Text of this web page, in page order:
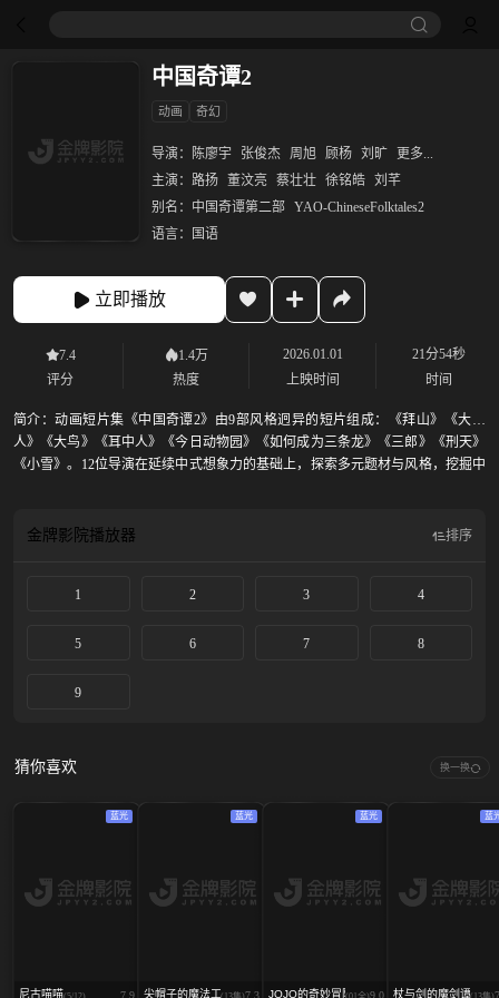
中国奇谭2
动画 奇幻
导演： 陈廖宇 张俊杰 周旭 顾杨 刘旷
更多...
主演： 路扬 董汶亮 蔡壮壮 徐铭皓 刘芊
别名： 中国奇谭第二部 YAO-ChineseFolktales2
语言：
国语
立即播放
7.4
评分
1.4万
热度
2026.01.01
上映时间
21分54秒
时间
简介：动画短片集《中国奇谭2》由9部风格迥异的短片组成：《拜山》《大贵
人》《大鸟》《耳中人》《今日动物园》《如何成为三条龙》《三郎》《刑天》
《小雪》。12位导演在延续中式想象力的基础上，探索多元题材与风格，挖掘中
金牌影院播放器 排序
1 2 3 4
5 6 7 8
9
猜你喜欢 换一换
蓝光
尼古喵喵 7.9
蓝光
尖帽子的魔法工坊 7.3
蓝光
JOJO的奇妙冒险 飙马野郎
9.0
蓝
杖与剑的魔剑谭 第二